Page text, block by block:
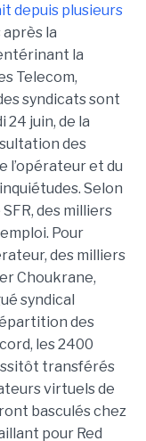
depuis plusieurs
la
la
Telecom,
syndicats sont
24 juin, de la
des
l’opérateur et du
Selon
des milliers
Pour
des milliers
Choukrane,
syndical
des
les 2400
transférés
virtuels de
basculés chez
pour Red